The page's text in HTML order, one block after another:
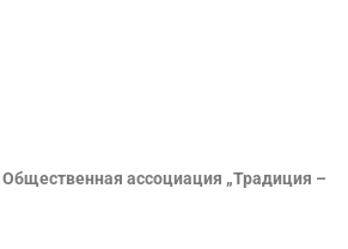
Общественная ассоциация „Традиция –